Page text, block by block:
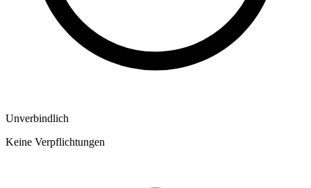
Unverbindlich
Keine Verpflichtungen